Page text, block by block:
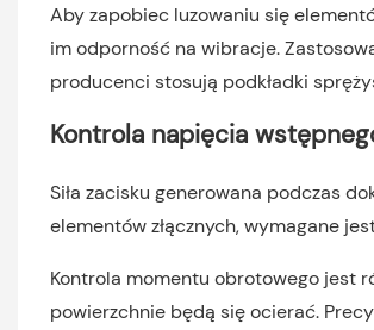
Aby zapobiec luzowaniu się
im odporność na wibracje.
producenci stosują podkładki
Kontrola napięcia
Siła zacisku generowana podczas
elementów złącznych, wymagane
Kontrola momentu obrotowego jest
powierzchnie będą się ocierać.